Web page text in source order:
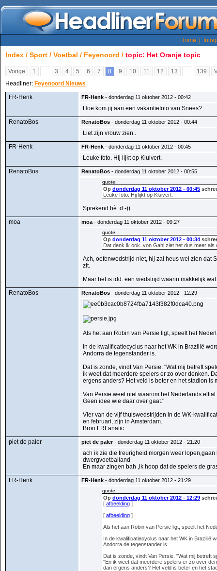
Home
Index / Sport / Voetbal / Feyenoord / topic: Het Oranje topic
Vorige 1 ... 3 4 5 6 7 8 9 10 11 12 13 ... 139
Headliner: Feyenoord Nieuws
FR-Henk
FR-Henk - donderdag 11 oktober 2012 - 00:42
Hoe kom jij aan een vakantiefoto van Snees?
RenatoBos
RenatoBos - donderdag 11 oktober 2012 - 00:44
Liet zijn vrouw zien..
FR-Henk
FR-Henk - donderdag 11 oktober 2012 - 00:45
Leuke foto. Hij lijkt op Kluivert.
RenatoBos
RenatoBos - donderdag 11 oktober 2012 - 00:55
quote:
Op donderdag 11 oktober 2012 - 00:45
Leuke foto. Hij lijkt op Kluivert.
Sprekend hè..d:-))
moa
moa - donderdag 11 oktober 2012 - 09:27
quote:
Op donderdag 11 oktober 2012 - 00:34
Dat denk ik ook..von Gahl ziet het dus meer als
Ach, oefenwedstrijd niet, hij zal heus wel zien dat
zit.
Maar het is idd. een wedstrijd waarin makkelijk
RenatoBos
RenatoBos - donderdag 11 oktober 2012 - 12:29
Als het aan Robin van Persie ligt, speelt het
In de kwalificatiecyclus naar het WK in Brazilië
Andorra de tegenstander is.
Dat is zonde, vindt Van Persie. "Wat mij betreft
ik weet dat meerdere spelers er zo over denken.
ergens anders? Het veld is beter en het stadion is
Van Persie weet niet waarom het Nederlands
Geen idee wie daar over gaat."
Vier van de vijf thuiswedstrijden in de WK-
en februari, zijn in Amsterdam.
Bron:FRFanatic
piet de paler
piet de paler- donderdag 11 oktober 2012 - 21:20
ach ik zie die treurigheid morgen weer
dwergvoetballand
En maar zingen bah ,ik hoop dat de spelers de
FR-Henk
FR-Henk - donderdag 11 oktober 2012 - 21:29
quote:
Op donderdag 11 oktober 2012 - 12:29
[ afbeelding ]
[ afbeelding ]
Als het aan Robin van Persie ligt, speelt het
In de kwalificatiecyclus naar het WK in Brazilië
Andorra de tegenstander is.
Dat is zonde, vindt Van Persie. "Wat mij betreft
"En ik weet dat meerdere spelers er zo over
dan ergens anders? Het veld is beter en het